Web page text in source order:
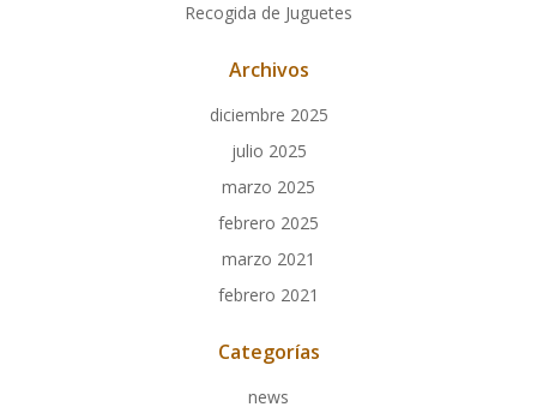
Recogida de Juguetes
Archivos
diciembre 2025
julio 2025
marzo 2025
febrero 2025
marzo 2021
febrero 2021
Categorías
news